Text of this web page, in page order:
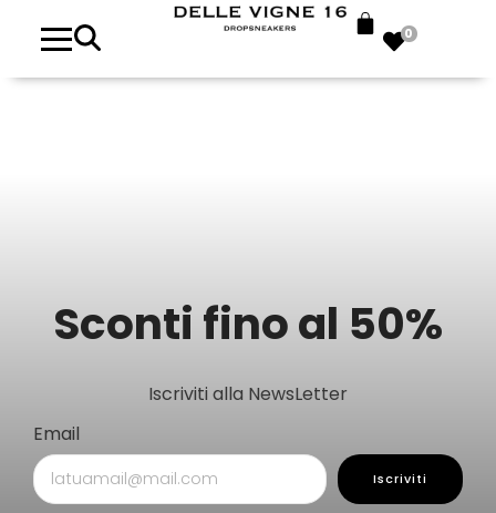
0
Sconti fino al 50%
Iscriviti alla NewsLetter
Email
Iscriviti